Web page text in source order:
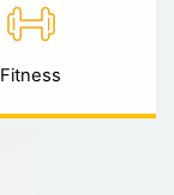
Fitness